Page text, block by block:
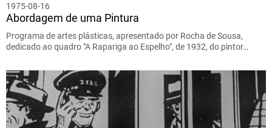
1975-08-16
Abordagem de uma Pintura
Programa de artes plásticas, apresentado por Rocha de Sousa,
dedicado ao quadro "A Rapariga ao Espelho", de 1932, do pintor…